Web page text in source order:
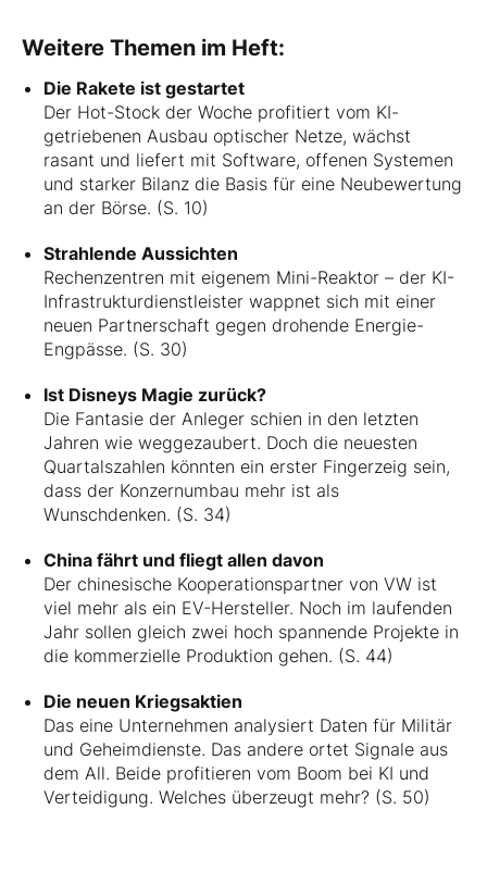
Weitere Themen im Heft:
Die Rakete ist gestartet
Der Hot-Stock der Woche profitiert vom KI-
getriebenen Ausbau optischer Netze, wächst
rasant und liefert mit Software, offenen Systemen
und starker Bilanz die Basis für eine Neubewertung
an der Börse. (S. 10)
Strahlende Aussichten
Rechenzentren mit eigenem Mini-Reaktor – der KI-
Infrastrukturdienstleister wappnet sich mit einer
neuen Partnerschaft gegen drohende Energie-
Engpässe. (S. 30)
Ist Disneys Magie zurück?
Die Fantasie der Anleger schien in den letzten
Jahren wie weggezaubert. Doch die neuesten
Quartalszahlen könnten ein erster Fingerzeig sein,
dass der Konzernumbau mehr ist als
Wunschdenken. (S. 34)
China fährt und fliegt allen davon
Der chinesische Kooperationspartner von VW ist
viel mehr als ein EV-Hersteller. Noch im laufenden
Jahr sollen gleich zwei hoch spannende Projekte in
die kommerzielle Produktion gehen. (S. 44)
Die neuen Kriegsaktien
Das eine Unternehmen analysiert Daten für Militär
und Geheimdienste. Das andere ortet Signale aus
dem All. Beide profitieren vom Boom bei KI und
Verteidigung. Welches überzeugt mehr? (S. 50)